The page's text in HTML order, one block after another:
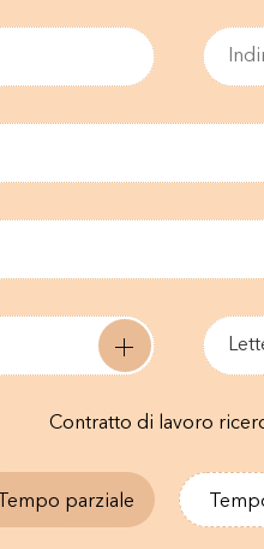
Contratto di lavoro
Tempo parziale